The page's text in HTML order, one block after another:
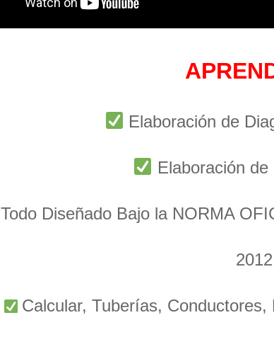
Elaboración de
Elaboración
Todo Diseñado Bajo la NORMA
2012
Calcular, Tuberías,